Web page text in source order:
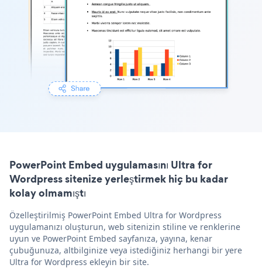
PowerPoint Embed uygulamasını Ultra for
Wordpress sitenize yerleştirmek hiç bu kadar
kolay olmamıştı
Özelleştirilmiş PowerPoint Embed Ultra for Wordpress
uygulamanızı oluşturun, web sitenizin stiline ve renklerine
uyun ve PowerPoint Embed sayfanıza, yayına, kenar
çubuğunuza, altbilginize veya istediğiniz herhangi bir yere
Ultra for Wordpress ekleyin bir site.